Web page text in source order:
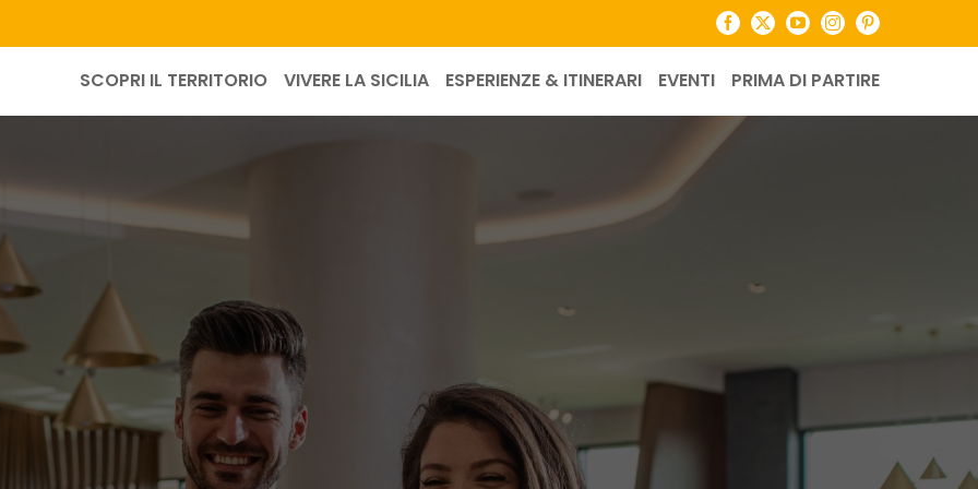
Facebook
X YouTubeInstagramPinterest
SCOPRI IL TERRITORIO VIVERE LA SICILIA ESPERIENZE & ITINERARI EVENTI PRIMA DI PARTIRE